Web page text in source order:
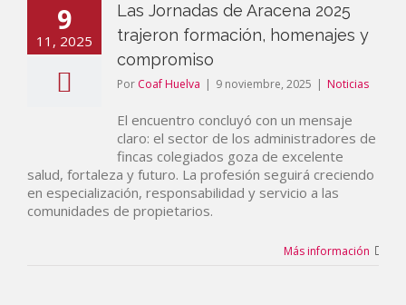
9
11, 2025
Las Jornadas de Aracena 2025
trajeron formación, homenajes y
compromiso
Por Coaf Huelva | 9 noviembre, 2025 | Noticias
El encuentro concluyó con un mensaje
claro: el sector de los administradores de
fincas colegiados goza de excelente
salud, fortaleza y futuro. La profesión seguirá creciendo
en especialización, responsabilidad y servicio a las
comunidades de propietarios.
Más información